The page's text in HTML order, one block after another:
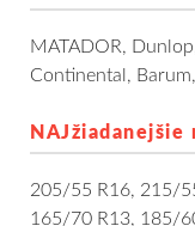
Osobné/
SUV/crossover +
MATADOR, Dunlop
Continental , Barum,
NAJžiadanejšie
205/55 R16, 215/
165/70 R13, 185/